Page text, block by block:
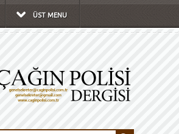
ÜST MENU